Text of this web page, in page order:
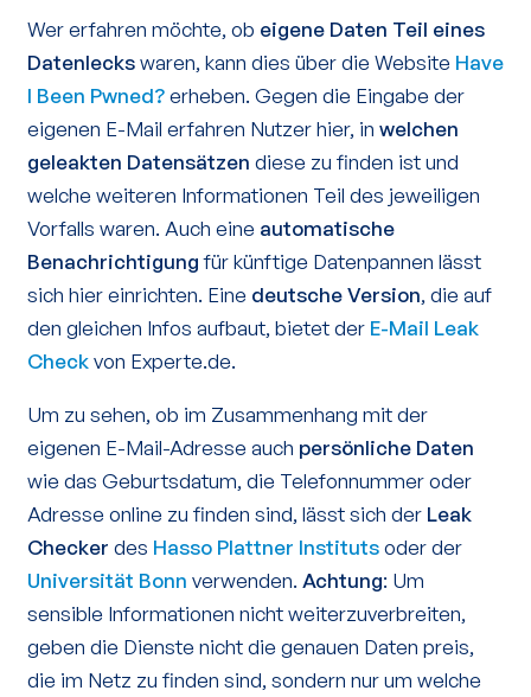
Wer erfahren möchte, ob eigene Daten Teil eines
Datenleckswaren, kann dies über die Website Have
I Been Pwned?erheben. Gegen die Eingabe der
eigenen E-Mail erfahren Nutzer hier, in welchen
geleakten Datensätzen diese zu finden ist und
welche weiteren Informationen Teil des jeweiligen
Vorfalls waren. Auch eine automatische
Benachrichtigungfür künftige Datenpannen lässt
sich hier einrichten. Eine deutsche Version, die auf
den gleichen Infos aufbaut, bietet der E-Mail Leak
Checkvon Experte.de.
Um zu sehen, ob im Zusammenhang mit der
eigenen E-Mail-Adresse auch persönliche Daten
wie das Geburtsdatum, die Telefonnummer oder
Adresse online zu finden sind, lässt sich der Leak
Checker des Hasso Plattner Institutsoder der
Universität Bonn verwenden. Achtung: Um
sensible Informationen nicht weiterzuverbreiten,
geben die Dienste nicht die genauen Daten preis,
die im Netz zu finden sind, sondern nur um welche